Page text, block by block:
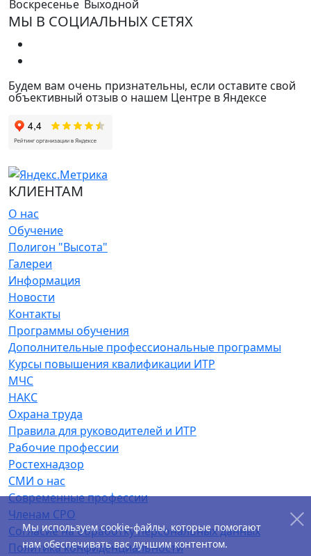
Воскресенье Выходной
МЫ В СОЦИАЛЬНЫХ СЕТЯХ
Будем вам очень признательны, если оставите свой
объективный отзыв о нашем Центре в Яндексе
КЛИЕНТАМ
О нас
Обучение
Полигон "Высота"
Галереи
Информация
Новости
Контакты
Программы обучения
Дополнительные профессиональные программы
Курсы повышения квалификации ИТР
МЧС
НАКС
Охрана труда
Правила для руководителей и ИТР
Рабочие профессии
Ростехнадзор
СМИ о нас
Современные профессии
Членам СРО
Согласие на обработку персональных данных
Политика конфиденциальности
Мы используем cookie-файлы, которые помогают
нам обеспечивать вас лучшим контентом.